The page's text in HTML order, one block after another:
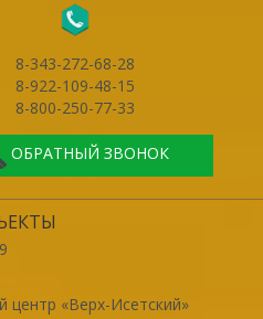
8-343-272-68-28
8-922-109-48-15
8-800-250-77-33
ОБРАТНЫЙ ЗВОНОК
центр «Верх-Исетский»